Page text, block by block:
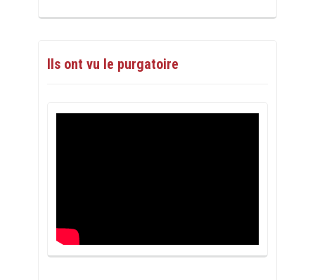
Ils ont vu le purgatoire